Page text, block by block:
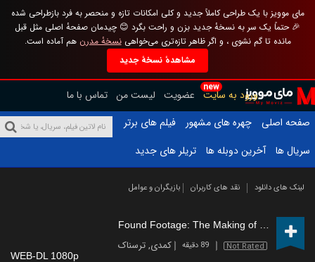
مای موویز با یک طراحی کاملاً جدید و کلی امکانات تازه و منحصر به فرد بازطراحی شده
🎉 حتماً یک سر به نسخهٔ جدید بزن و راحت بگرد 😊 چیدمان صفحهٔ اصلی مثل قبل
مانده تا گم نشوی ، و اگر ظاهر تازه‌تری می‌خواهینسخهٔ مدرن هم آماده است.
مشاهدهٔ نسخهٔ جدید
new
ورود به سایت عضویت لیست من تماس با ما
صفحه اصلی
چهره های مشهور
فیلم های برتر
سریال ها
آخرین دوبله ها تریلر های جدید
لینک های دانلود نقد های کاربران بازیگران و عوامل
Not Rated 89 دقیقه کمدی,ترسناک
WEB-DL 1080p